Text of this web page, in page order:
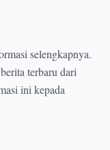
selengkapnya.
terbaru dari
ini kepada